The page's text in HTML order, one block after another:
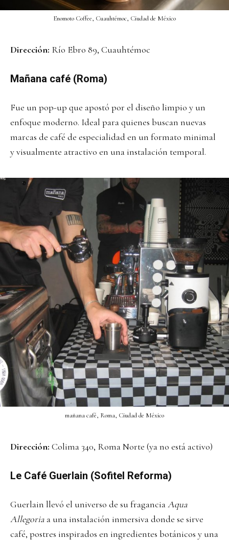
Enomoto Coffee, Cuauhtémoc, Ciudad de México
Dirección: Río Ebro 89, Cuauhtémoc
Mañana café (Roma)
Fue un pop-up que apostó por el diseño limpio y un
enfoque moderno. Ideal para quienes buscan nuevas
marcas de café de especialidad en un formato minimal
y visualmente atractivo en una instalación temporal.
mañana café, Roma, Ciudad de México
Dirección: Colima 340, Roma Norte (ya no está activo)
Le Café Guerlain (Sofitel Reforma)
Guerlain llevó el universo de su fraganciaAqua
Allegoria a una instalación inmersiva donde se sirve
café, postres inspirados en ingredientes botánicos y una